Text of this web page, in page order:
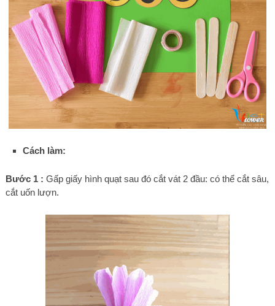
Cách làm:
Bước 1 : Gấp giấy hình quạt sau đó cắt vát 2 đầu: có thể cắt sâu,
cắt uốn lượn.